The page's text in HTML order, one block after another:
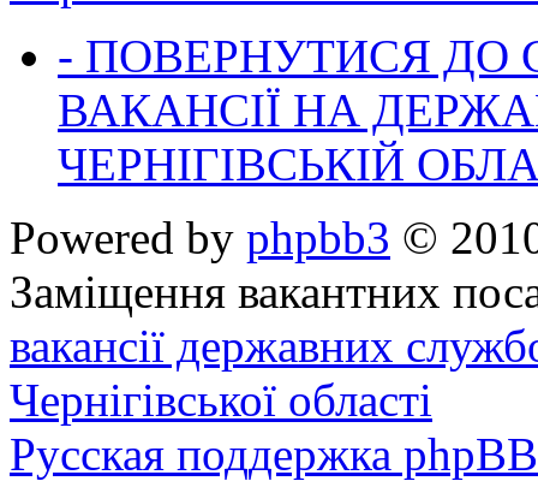
- ПОВЕРНУТИСЯ ДО
ВАКАНСІЇ НА
ЧЕРНІГІВСЬКІЙ
Powered by phpbb3 ©
Заміщення вакантних
вакансії державних
Чернігівської області
Русская поддержка phpBB